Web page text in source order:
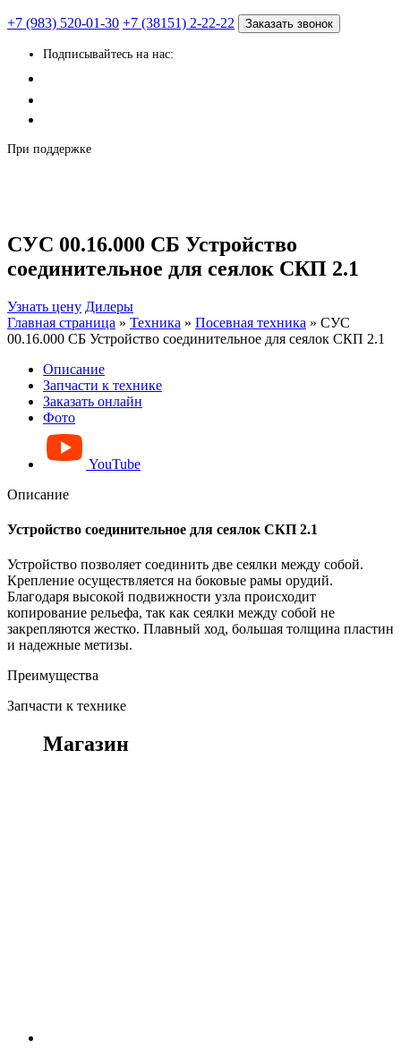
+7 (983) 520-01-30 +7 (38151) 2-22-22 Заказать звонок
Подписывайтесь на нас:
При поддержке
СУС 00.16.000 СБ Устройство
соединительное для сеялок СКП 2.1
Узнать цену Дилеры
Главная страница » Техника » Посевная техника » СУС
00.16.000 СБ Устройство соединительное для сеялок СКП 2.1
Описание
Запчасти к технике
Заказать онлайн
Фото
YouTube
Описание
Устройство соединительное для сеялок СКП 2.1
Устройство позволяет соединить две сеялки между собой.
Крепление осуществляется на боковые рамы орудий.
Благодаря высокой подвижности узла происходит
копирование рельефа, так как сеялки между собой не
закрепляются жестко. Плавный ход, большая толщина пластин
и надежные метизы.
Преимущества
Запчасти к технике
Магазин